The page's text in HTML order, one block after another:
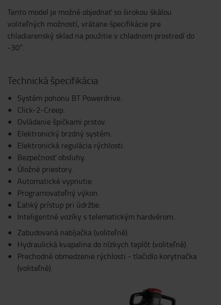
Tento model je možné objednať so širokou škálou
voliteľných možností, vrátane špecifikácie pre
chladiarenský sklad na použitie v chladnom prostredí do
-30°.
Technická špecifikácia
Systém pohonu BT Powerdrive.
Click-2-Creep.
Ovládanie špičkami prstov.
Elektronický brzdný systém.
Elektronická regulácia rýchlosti.
Bezpečnosť obsluhy.
Úložné priestory.
Automatické vypnutie.
Programovateľný výkon.
Ľahký prístup pri údržbe.
Inteligentné vozíky s telematickým hardvérom.
Zabudovaná nabíjačka (voliteľné).
Hydraulická kvapalina do nízkych teplôt (voliteľné).
Prechodné obmedzenie rýchlosti - tlačidlo korytnačka
(voliteľné).